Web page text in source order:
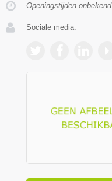
Openingstijden onbekend
Sociale media: